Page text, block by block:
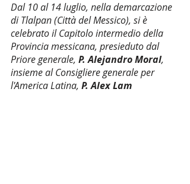
Dal 10 al 14 luglio, nella demarcazione
di Tlalpan (Città del Messico), si è
celebrato il Capitolo intermedio della
Provincia messicana, presieduto dal
Priore generale, P. Alejandro Moral,
insieme al Consigliere generale per
l'America Latina, P. Alex Lam